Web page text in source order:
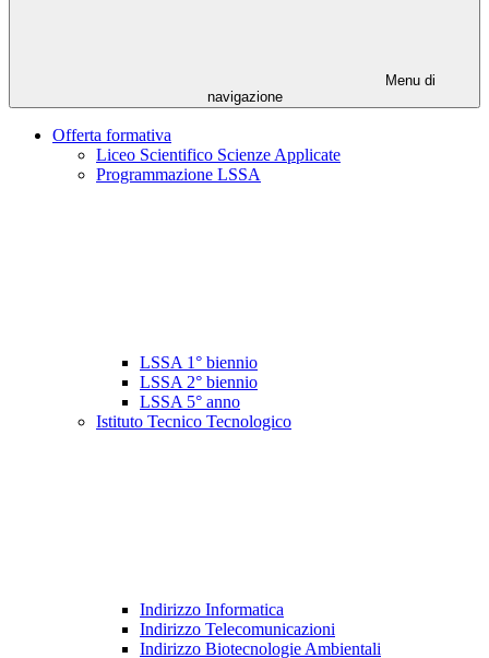
Menu di
navigazione
Offerta formativa
Liceo Scientifico Scienze Applicate
Programmazione LSSA
LSSA 1° biennio
LSSA 2° biennio
LSSA 5° anno
Istituto Tecnico Tecnologico
Indirizzo Informatica
Indirizzo Telecomunicazioni
Indirizzo Biotecnologie Ambientali